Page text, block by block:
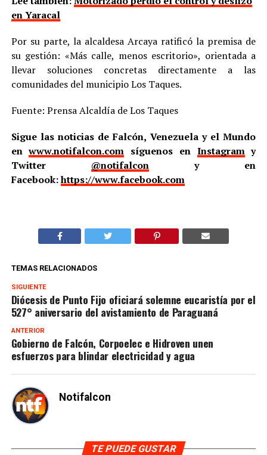
en Yaracal
Por su parte, la alcaldesa Arcaya ratificó la premisa de
su gestión: «Más calle, menos escritorio», orientada a
llevar soluciones concretas directamente a las
comunidades del municipio Los Taques.
Fuente: Prensa Alcaldía de Los Taques
Sigue las noticias de Falcón, Venezuela y el Mundo
enwww.notifalcon.com síguenos en Instagramy
Twitter @notifalcony en
Facebook:https://www.facebook.com
TEMAS RELACIONADOS
SIGUIENTE
Diócesis de Punto Fijo oficiará solemne eucaristía por el
527° aniversario del avistamiento de Paraguaná
ANTERIOR
Gobierno de Falcón, Corpoelec e Hidroven unen
esfuerzos para blindar electricidad y agua
Notifalcon
TE PUEDE GUSTAR